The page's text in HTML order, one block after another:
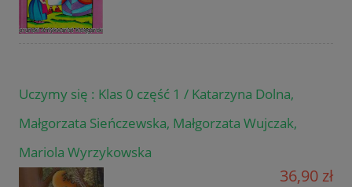
Uczymy się : Klas 0 część 1 / Katarzyna Dolna,
Małgorzata Sieńczewska, Małgorzata Wujczak,
Mariola Wyrzykowska
36,90 zł